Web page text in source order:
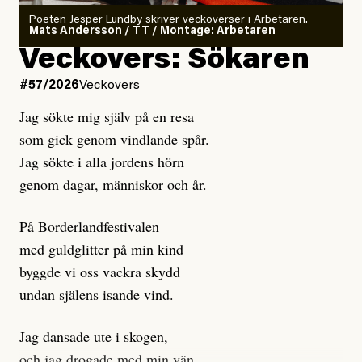
rekryteras och vad hon möter i den autonoma miljön.
Kuhn och Sassarinis-McGowan hävdar att
Dagens ETC arbetar med ”opålitliga källor” för att
klickbete är inte intressant för Dagens ETC.
Journalistiken är låst. En klatschig men korrekt rubrik
gör förhoppningsvis att en nyfiken beställer
prenumeration, men den avslutas sekunder senare om
dessa granskningar på olika källor, alltifrån domar till
en mängd intervjupersoner, inklusive generös
möjlighet att bemöta för såväl personen vars motiv att
engagera sig i Palestinarörelsen ifrågasätts som de
grupper där Säpo-resursen samlade in uppgifter.
Researchen är grundlig.
Poeten Jesper Lundby skriver veckoverser i Arbetaren.
Mats Andersson / TT / Montage: Arbetaren
Veckovers: Sökaren
#57/2026Veckovers
Jag sökte mig själv på en resa
som gick genom vindlande spår.
Jag sökte i alla jordens hörn
genom dagar, människor och år.
På Borderlandfestivalen
med guldglitter på min kind
byggde vi oss vackra skydd
undan själens isande vind.
Jag dansade ute i skogen,